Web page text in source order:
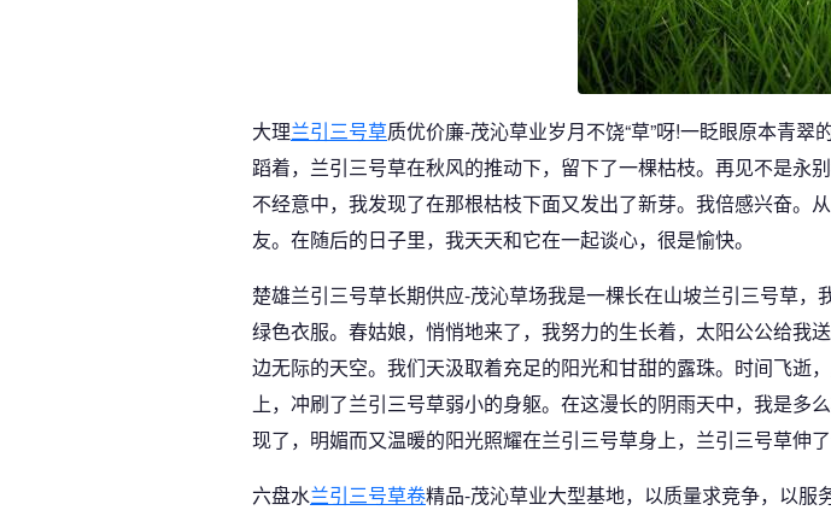
大理兰引三号草质优价廉-茂沁草业岁月不饶“草”呀!一眨眼原本青
蹈着，兰引三号草在秋风的推动下，留下了一棵枯枝。再见不是永
不经意中，我发现了在那根枯枝下面又发出了新芽。我倍感兴奋。
友。在随后的日子里，我天天和它在一起谈心，很是愉快。
楚雄兰引三号草长期供应-茂沁草场我是一棵长在山坡兰引三号草
绿色衣服。春姑娘，悄悄地来了，我努力的生长着，太阳公公给我
边无际的天空。我们天汲取着充足的阳光和甘甜的露珠。时间飞逝
上，冲刷了兰引三号草弱小的身躯。在这漫长的阴雨天中，我是多
现了，明媚而又温暖的阳光照耀在兰引三号草身上，兰引三号草伸了
六盘水兰引三号草卷精品-茂沁草业大型基地，以质量求竞争，以